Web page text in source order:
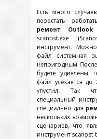
Есть много
перестать
ремонт Outlook
scanpst.exe
инструмент.
файл системная
непригодным.
будете удивлены,
файл усекается
упустил. Так
специальный
специально для
нескольких
сценариев, что
инструмент scanpst